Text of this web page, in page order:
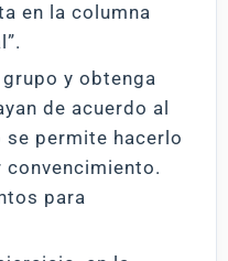
en la columna
y obtenga
de acuerdo al
permite hacerlo
para